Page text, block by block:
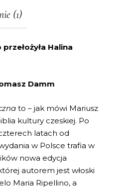
(1)
Halina
Damm
to – jak mówi Mariusz
kultury czeskiej. Po
latach od
w Polsce trafia w
nowa edycja
autorem jest włoski
Maria Ripellino, a